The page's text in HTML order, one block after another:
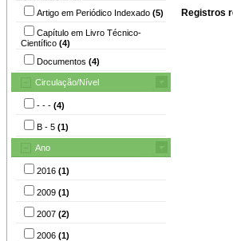
Artigo em Periódico Indexado (5)
Capítulo em Livro Técnico-
Científico (4)
Documentos (4)
Circulação/Nível
- - - (4)
B - 5 (1)
Ano
2016 (1)
2009 (1)
2007 (2)
2006 (1)
Registros